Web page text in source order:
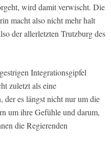
wird damit verwischt. Die
macht also nicht mehr halt
der allerletzten Trutzburg des
Integrationsgipfel
zuletzt als eine
der es längst nicht nur um die
um ihre Gefühle und darum,
die Regierenden